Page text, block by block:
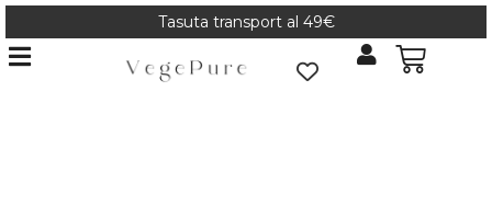
Tasuta transport al 49€